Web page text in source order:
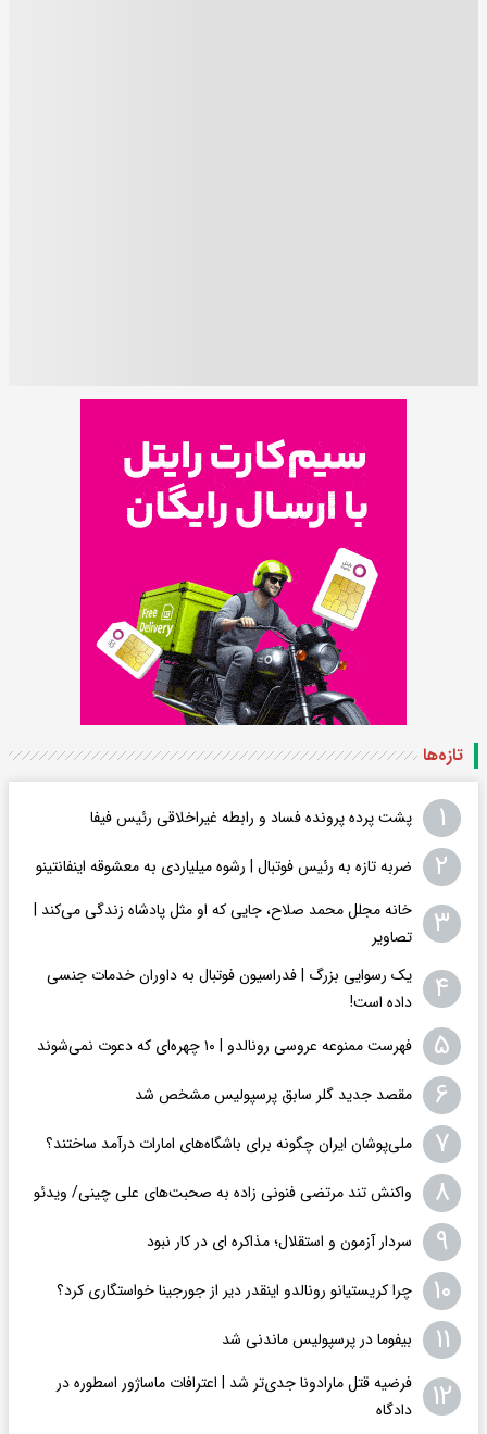
تازه‌ها
۱ پشت پرده پرونده فساد و رابطه غیراخلاقی‌ رئیس فیفا
۲ ضربه تازه به رئیس فوتبال | رشوه میلیاردی به معشوقه اینفانتینو
۳
خانه مجلل محمد صلاح، جایی که او مثل پادشاه زندگی می‌کند |
تصاویر
۴
یک رسوایی بزرگ | فدراسیون فوتبال به داوران خدمات جنسی
داده است!
۵ فهرست ممنوعه عروسی رونالدو | ۱۰ چهره‌ای که دعوت نمی‌شوند
۶ مقصد جدید گلر سابق پرسپولیس مشخص شد
۷ ملی‌پوشان ایران چگونه برای باشگاه‌های امارات درآمد ساختند؟
۸ واکنش تند مرتضی فنونی زاده به صحبت‌های علی چینی/ ویدئو
۹ سردار آزمون و استقلال؛ مذاکره ای در کار نبود
۱۰ چرا کریستیانو رونالدو اینقدر دیر از جورجینا خواستگاری کرد؟
۱۱ بیفوما در پرسپولیس ماندنی شد
۱۲
فرضیه قتل مارادونا جدی‌تر شد | اعترافات ماساژور اسطوره در
دادگاه